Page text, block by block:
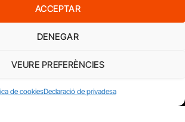
ACCEPTAR
DENEGAR
VEURE PREFERÈNCIES
de cookiesDeclaració de privadesa
FUNDACIÓ